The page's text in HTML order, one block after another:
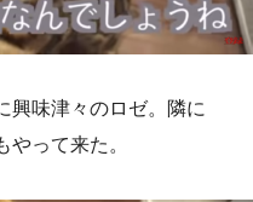
興味津々のロゼ。隣に
って来た。